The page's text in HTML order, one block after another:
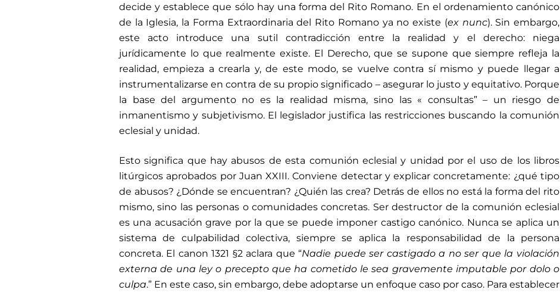
decide y establece que sólo hay una forma del Rito Romano. En el ordenamiento canónico
de la Iglesia, la Forma Extraordinaria del Rito Romano ya no existe (ex nunc). Sin embargo,
este acto introduce una sutil contradicción entre la realidad y el derecho: niega
jurídicamente lo que realmente existe. El Derecho, que se supone que siempre refleja la
realidad, empieza a crearla y, de este modo, se vuelve contra sí mismo y puede llegar a
instrumentalizarse en contra de su propio significado – asegurar lo justo y equitativo. Porque
la base del argumento no es la realidad misma, sino las « consultas” – un riesgo de
inmanentismo y subjetivismo. El legislador justifica las restricciones buscando la comunión
eclesial y unidad.
Esto significa que hay abusos de esta comunión eclesial y unidad por el uso de los libros
litúrgicos aprobados por Juan XXIII. Conviene detectar y explicar concretamente: ¿qué tipo
de abusos? ¿Dónde se encuentran? ¿Quién las crea? Detrás de ellos no está la forma del rito
mismo, sino las personas o comunidades concretas. Ser destructor de la comunión eclesial
es una acusación grave por la que se puede imponer castigo canónico. Nunca se aplica un
sistema de culpabilidad colectiva, siempre se aplica la responsabilidad de la persona
concreta. El canon 1321 §2 aclara que “Nadie puede ser castigado a no ser que la violación
externa de una ley o precepto que ha cometido le sea gravemente imputable por dolo o
culpa.” En este caso, sin embargo, debe adoptarse un enfoque caso por caso. Para establecer